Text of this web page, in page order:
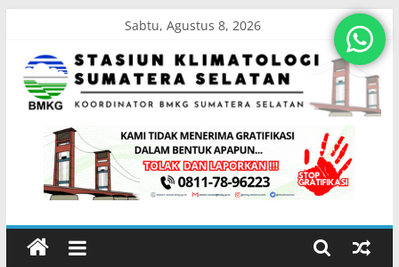
content
Sabtu, Agustus 8, 2026
Stasiun
Klimatologi
Sumatera